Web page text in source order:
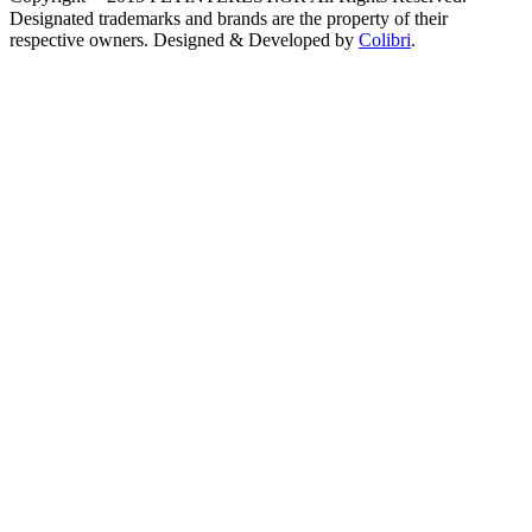
Designated trademarks and brands are the property of their
respective owners. Designed & Developed by Colibri.